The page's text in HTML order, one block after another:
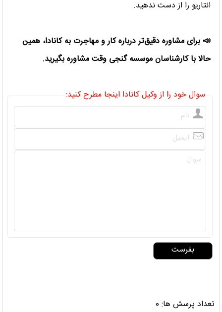
انتاریو را از دست ندهید.
📣 برای مشاوره دقیق‌تر درباره کار و مهاجرت به کانادا، همین
حالا با کارشناسان موسسه گنجی وقت مشاوره بگیرید.
سوال خود را از وکیل کانادا اینجا مطرح کنید:
تعداد پرسش ها: 0